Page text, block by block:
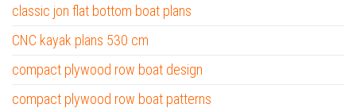
classic jon flat bottom boat plans
CNC kayak plans 530 cm
compact plywood row boat design
compact plywood row boat patterns